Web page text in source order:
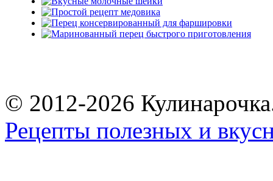
© 2012-2026
Рецепты полезных и